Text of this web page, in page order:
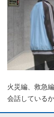
火災編、救急
会話している